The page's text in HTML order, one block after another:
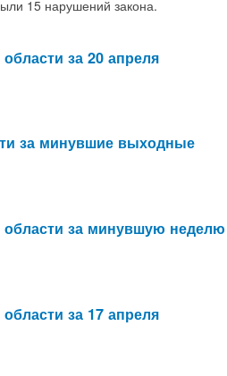
15 нарушений закона.
за 20 апреля
за минувшие выходные
области за минувшую неделю
за 17 апреля